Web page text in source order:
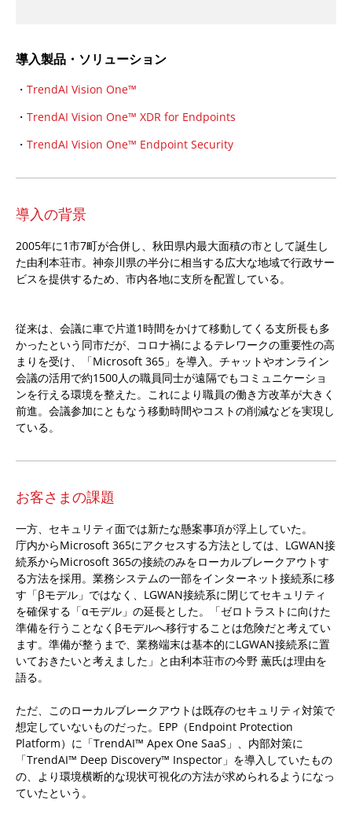
導入製品・ソリューション
・ TrendAI Vision One™
・ TrendAI Vision One™ XDR for Endpoints
・ TrendAI Vision One™ Endpoint Security
導入の背景
2005年に1市7町が合併し、秋田県内最大面積の市として誕生し
た由利本荘市。神奈川県の半分に相当する広大な地域で行政サー
ビスを提供するため、市内各地に支所を配置している。
従来は、会議に車で片道1時間をかけて移動してくる支所長も多
かったという同市だが、コロナ禍によるテレワークの重要性の高
まりを受け、「Microsoft 365」を導入。チャットやオンライン
会議の活用で約1500人の職員同士が遠隔でもコミュニケーショ
ンを行える環境を整えた。これにより職員の働き方改革が大きく
前進。会議参加にともなう移動時間やコストの削減などを実現し
ている。
お客さまの課題
一方、セキュリティ面では新たな懸案事項が浮上していた。
庁内からMicrosoft 365にアクセスする方法としては、LGWAN接
続系からMicrosoft 365の接続のみをローカルブレークアウトす
る方法を採用。業務システムの一部をインターネット接続系に移
す「βモデル」ではなく、LGWAN接続系に閉じてセキュリティ
を確保する「αモデル」の延長とした。「ゼロトラストに向けた
準備を行うことなくβモデルへ移行することは危険だと考えてい
ます。準備が整うまで、業務端末は基本的にLGWAN接続系に置
いておきたいと考えました」と由利本荘市の今野 薫氏は理由を
語る。
ただ、このローカルブレークアウトは既存のセキュリティ対策で
想定していないものだった。EPP（Endpoint Protection
Platform）に「TrendAI™ Apex One SaaS」、内部対策に
「TrendAI™ Deep Discovery™ Inspector」を導入していたもの
の、より環境横断的な現状可視化の方法が求められるようになっ
ていたという。